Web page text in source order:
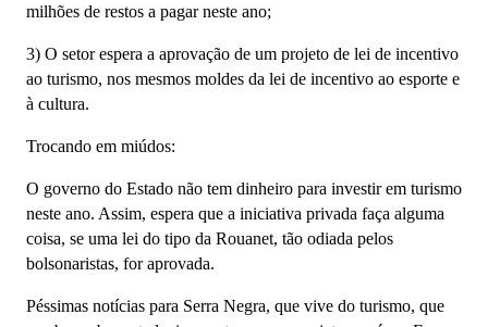
milhões de restos a pagar neste ano;
3) O setor espera a aprovação de um projeto de lei de incentivo
ao turismo, nos mesmos moldes da lei de incentivo ao esporte e
à cultura.
Trocando em miúdos:
O governo do Estado não tem dinheiro para investir em turismo
neste ano. Assim, espera que a iniciativa privada faça alguma
coisa, se uma lei do tipo da Rouanet, tão odiada pelos
bolsonaristas, for aprovada.
Péssimas notícias para Serra Negra, que vive do turismo, que